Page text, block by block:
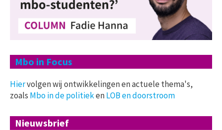
Mbo in Focus
Hiervolgen wij ontwikkelingen en actuele thema's,
zoals Mbo in de politiekenLOB en doorstroom
Nieuwsbrief